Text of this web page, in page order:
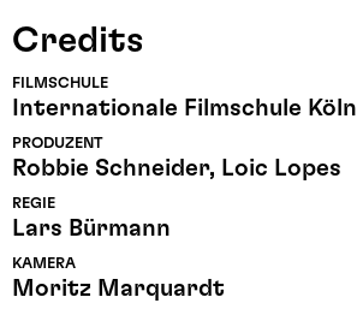
Credits
FILMSCHULE
Internationale Filmschule Köln
PRODUZENT
Robbie Schneider, Loic Lopes
REGIE
Lars Bürmann
KAMERA
Moritz Marquardt